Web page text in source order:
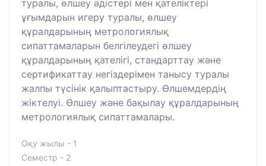
туралы, өлшеу әдістері мен қателіктері
ұғымдарын игеру туралы, өлшеу
құралдарының метрологиялық
сипаттамаларын белгілеудегі өлшеу
құралдарының қателігі, стандарттау және
сертификаттау негіздерімен танысу туралы
жалпы түсінік қалыптастыру. Өлшемдердің
жіктелуі. Өлшеу және бақылау құралдарының
метрологиялық сипаттамалары.
Оқу жылы - 1
Семестр - 2